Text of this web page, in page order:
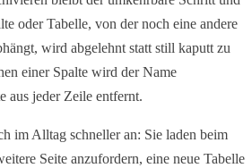
oder Tabelle, von der noch eine andere
wird abgelehnt statt still kaputt zu
einer Spalte wird der Name
aus jeder Zeile entfernt.
im Alltag schneller an: Sie laden beim
Seite anzufordern, eine neue Tabelle